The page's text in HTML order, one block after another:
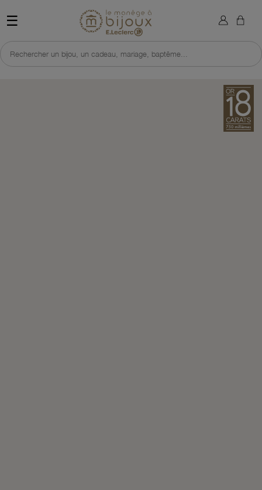
☰ Retour à l'accueil du site
Rechercher un bijou, un cadeau, mariage, baptême...
×